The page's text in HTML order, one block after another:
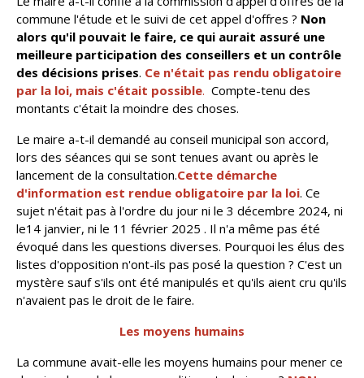
commune l'étude et le suivi de cet appel d'offres ? Non
alors qu'il pouvait le faire, ce qui aurait assuré une
meilleure participation des conseillers et un contrôle
des décisions prises. Ce n'était pas rendu obligatoire
par la loi, mais c'était possible. Compte-tenu des
montants c'était la moindre des choses.
Le maire a-t-il demandé au conseil municipal son accord,
lors des séances qui se sont tenues avant ou après le
lancement de la consultation.Cette démarche
d'information est rendue obligatoire par la loi. Ce
sujet n'était pas à l'ordre du jour ni le 3 décembre 2024, ni
le14 janvier, ni le 11 février 2025 . Il n'a même pas été
évoqué dans les questions diverses. Pourquoi les élus des
listes d'opposition n'ont-ils pas posé la question ? C'est un
mystère sauf s'ils ont été manipulés et qu'ils aient cru qu'ils
n'avaient pas le droit de le faire.
Les moyens humains
La commune avait-elle les moyens humains pour mener ce